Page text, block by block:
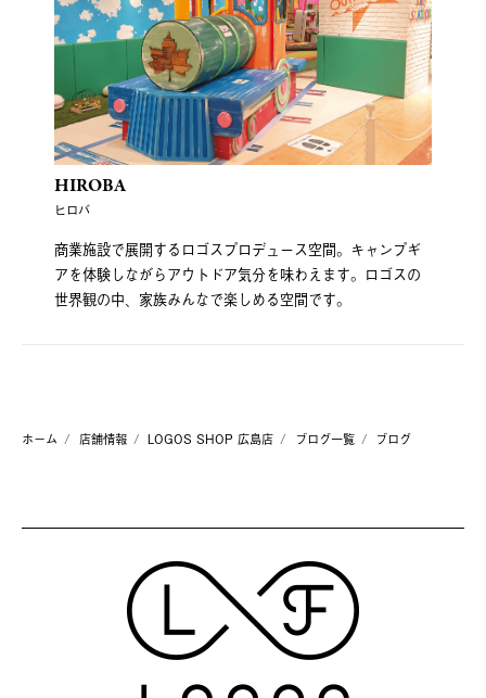
HIROBA
ヒロバ
商業施設で展開するロゴスプロデュース空間。キャンプギ
アを体験しながらアウトドア気分を味わえます。ロゴスの
世界観の中、家族みんなで楽しめる空間です。
ホーム 店舗情報 LOGOS SHOP 広島店 ブログ一覧 ブログ